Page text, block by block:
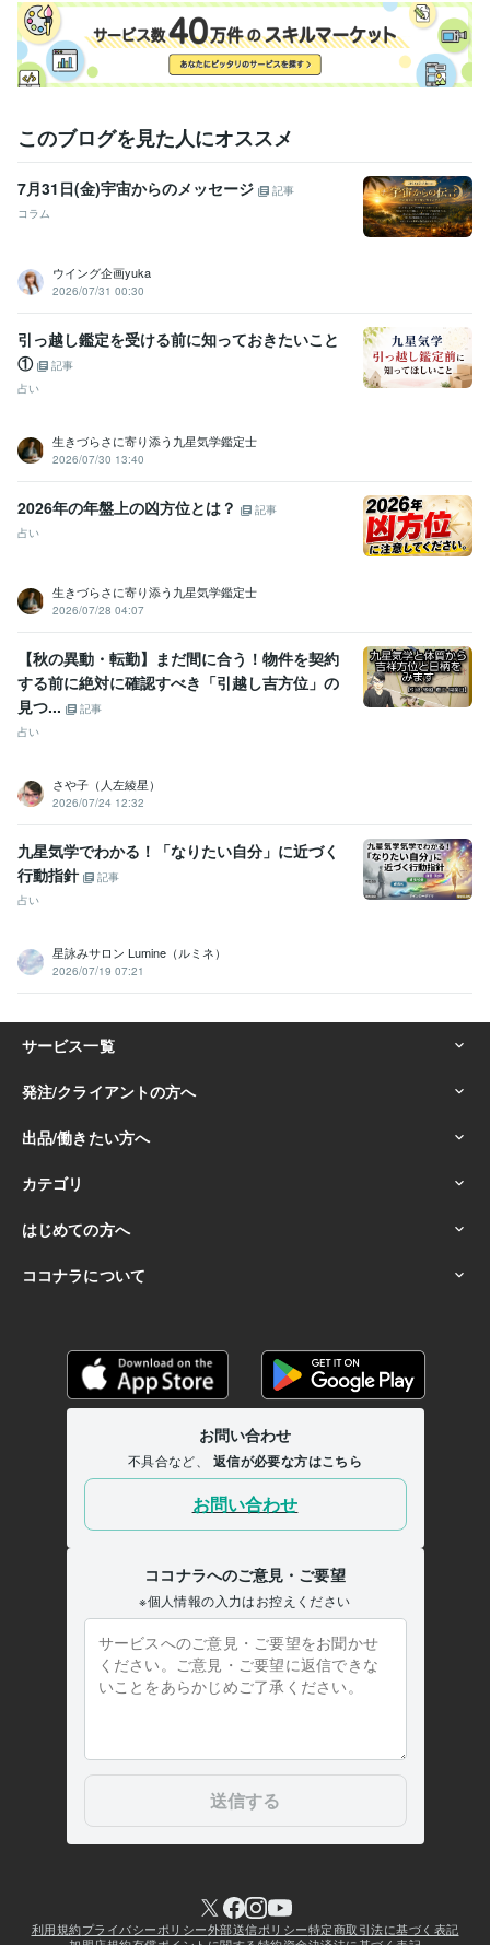
このブログを見た人にオススメ
7月31日(金)宇宙からのメッセージ
記事
コラム
ウイング企画yuka
2026/07/31 00:30
引っ越し鑑定を受ける前に知っておきたいこと
①
記事
占い
生きづらさに寄り添う九星気学鑑定士
2026/07/30 13:40
2026年の年盤上の凶方位とは？
記事
占い
生きづらさに寄り添う九星気学鑑定士
2026/07/28 04:07
【秋の異動・転勤】まだ間に合う！物件を契約
する前に絶対に確認すべき「引越し吉方位」の
見つ...
記事
占い
さや子（人左綾星）
2026/07/24 12:32
九星気学でわかる！「なりたい自分」に近づく
行動指針
記事
占い
星詠みサロン Lumine（ルミネ）
2026/07/19 07:21